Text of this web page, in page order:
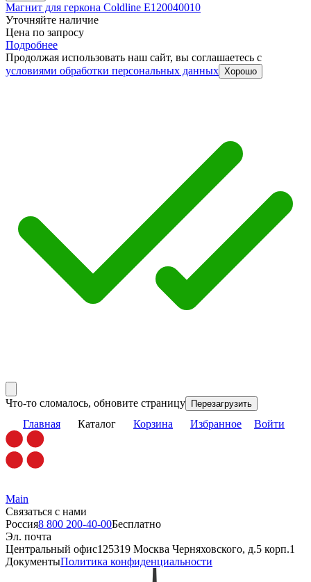
Магнит для геркона Coldline E120040010
Уточняйте наличие
Цена по запросу
Подробнее
Продолжая использовать наш сайт, вы соглашаетесь c
условиями обработки персональных данных Хорошо
Что-то сломалось, обновите страницу Перезагрузить
Главная Каталог Корзина Избранное Войти
Main
Связаться с нами
Россия8 800 200-40-00Бесплатно
Эл. почта
Центральный офис125319 Москва Черняховского, д.5 корп.1
ДокументыПолитика конфиденциальности